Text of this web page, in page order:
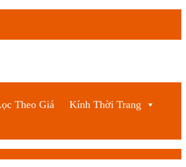
Theo Giá
Kính Thời Trang